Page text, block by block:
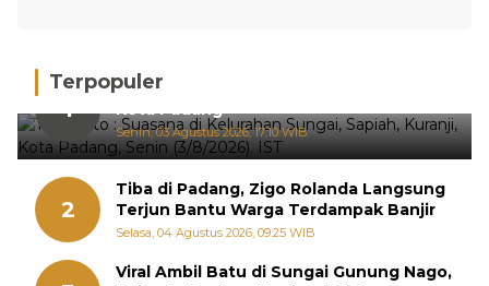
Terpopuler
1
Hujan Deras, 15 Titik Banjir Terdeteksi di
Kota Padang
Senin, 03 Agustus 2026, 17:10 WIB
2
Tiba di Padang, Zigo Rolanda Langsung
Terjun Bantu Warga Terdampak Banjir
Selasa, 04 Agustus 2026, 09:25 WIB
Viral Ambil Batu di Sungai Gunung Nago,